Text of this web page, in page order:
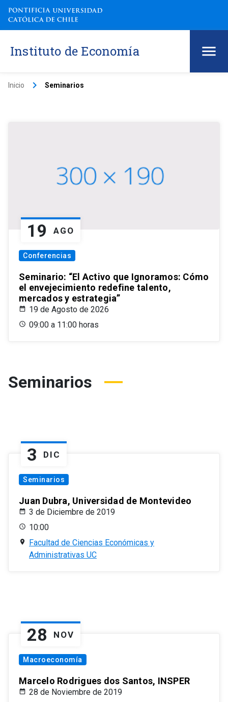
Instituto de Economía
Inicio keyboard_arrow_right Seminarios
19 AGO
Conferencias
Seminario: “El Activo que Ignoramos: Cómo
el envejecimiento redefine talento,
mercados y estrategia”
19 de Agosto de 2026
09:00 a 11:00 horas
Seminarios
3 DIC
Seminarios
Juan Dubra, Universidad de Montevideo
3 de Diciembre de 2019
10:00
Facultad de Ciencias Económicas y
Administrativas UC
28 NOV
Macroeconomía
Marcelo Rodrigues dos Santos, INSPER
28 de Noviembre de 2019